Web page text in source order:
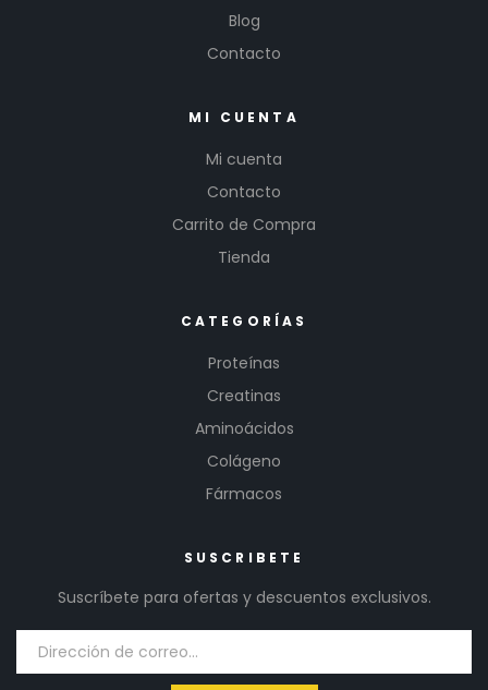
Blog
Contacto
MI CUENTA
Mi cuenta
Contacto
Carrito de Compra
Tienda
CATEGORÍAS
Proteínas
Creatinas
Aminoácidos
Colágeno
Fármacos
SUSCRIBETE
Suscríbete para ofertas y descuentos exclusivos.